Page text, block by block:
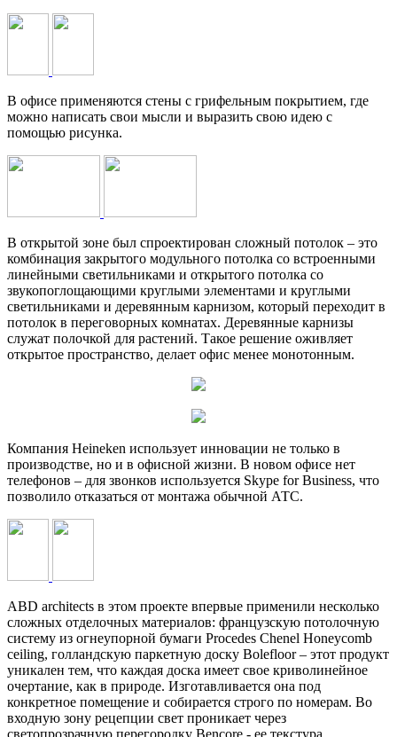
В офисе применяются стены с грифельным покрытием, где
можно написать свои мысли и выразить свою идею с
помощью рисунка.
В открытой зоне был спроектирован сложный потолок – это
комбинация закрытого модульного потолка со встроенными
линейными светильниками и открытого потолка со
звукопоглощающими круглыми элементами и круглыми
светильниками и деревянным карнизом, который переходит в
потолок в переговорных комнатах. Деревянные карнизы
служат полочкой для растений. Такое решение оживляет
открытое пространство, делает офис менее монотонным.
Компания Heineken использует инновации не только в
производстве, но и в офисной жизни. В новом офисе нет
телефонов – для звонков используется Skype for Business, что
позволило отказаться от монтажа обычной АТС.
ABD architects в этом проекте впервые применили несколько
сложных отделочных материалов: французскую потолочную
систему из огнеупорной бумаги Procedes Chenel Honeycomb
ceiling, голландскую паркетную доску Bolefloor – этот продукт
уникален тем, что каждая доска имеет свое криволинейное
очертание, как в природе. Изготавливается она под
конкретное помещение и собирается строго по номерам. Во
входную зону рецепции свет проникает через